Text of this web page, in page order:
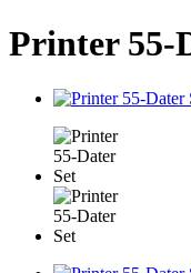
Printer 55-